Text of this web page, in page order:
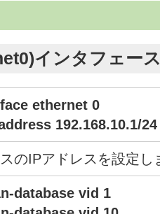
インタフェー
ethernet 0
192.168.10.1/24
のIPアドレスを設定し
database vid 1